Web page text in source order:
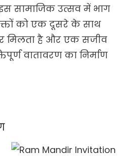
सामाजिक उत्सव में भाग
को एक दूसरे के साथ
मिलता है और एक सजीव
वातावरण का निर्माण